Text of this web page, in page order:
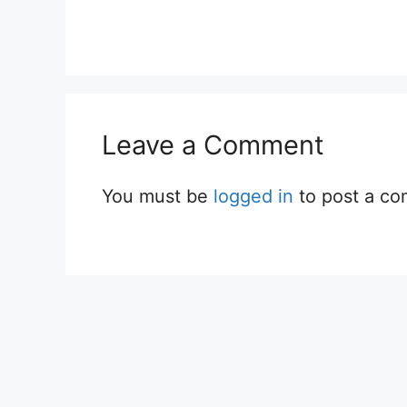
Leave a Comment
You must be logged in to post a